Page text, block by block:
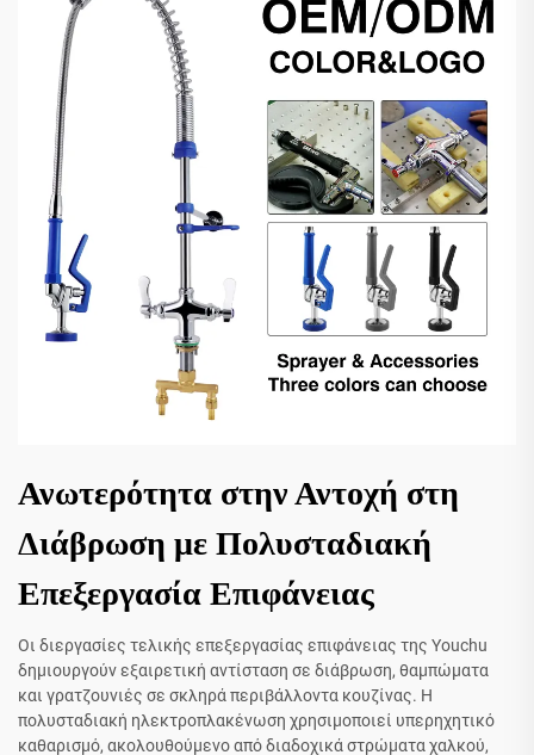
Ανωτερότητα στην Αντοχή στη
Διάβρωση με Πολυσταδιακή
Επεξεργασία Επιφάνειας
Οι διεργασίες τελικής επεξεργασίας επιφάνειας της Youchu
δημιουργούν εξαιρετική αντίσταση σε διάβρωση, θαμπώματα
και γρατζουνιές σε σκληρά περιβάλλοντα κουζίνας. Η
πολυσταδιακή ηλεκτροπλακένωση χρησιμοποιεί υπερηχητικό
καθαρισμό, ακολουθούμενο από διαδοχικά στρώματα χαλκού,